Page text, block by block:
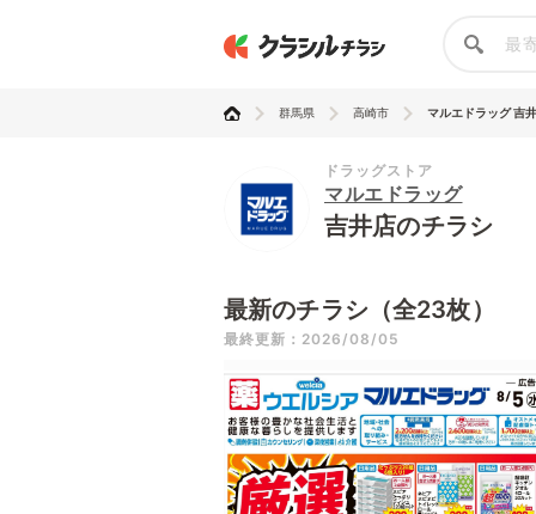
群馬県 高崎市 マルエドラッグ 吉
ドラッグストア
マルエドラッグ
吉井店のチラシ
最新のチラシ（全23枚）
最終更新：2026/08/05